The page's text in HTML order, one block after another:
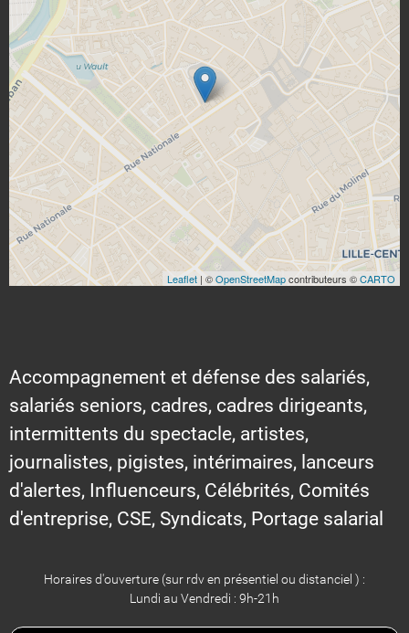
Leaflet | ©OpenStreetMapcontributeurs ©CARTO
Accompagnement et défense des salariés,
salariés seniors, cadres, cadres dirigeants,
intermittents du spectacle, artistes,
journalistes, pigistes, intérimaires, lanceurs
d'alertes, Influenceurs, Célébrités, Comités
d'entreprise, CSE, Syndicats, Portage salarial
Horaires d'ouverture (sur rdv en présentiel ou distanciel ) :
Lundi au Vendredi : 9h-21h